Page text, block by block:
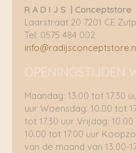
R A D I J S | Conceptstore
Laarstraat 20 7201 CE
Tel: 0575 484 002
OPENINGSTIJDEN
Maandag: 13.00 tot 17.30
uur Woensdag: 10.00 tot
tot 17.30 uur Vrijdag:
10.00 tot 17.00 uur
van de maand van 13.00-